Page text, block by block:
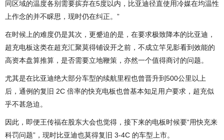
同区域的温度各别需要摈弃在5度以内，比亚迪径直使用冷媒在均温性
上作念的并不睬思，现时仍在纠正。”
在时候上的难度仍是其次，更蹙迫的是，在要求极致降本的比亚迪，
超充电板这类在超充汇聚莫得铺设开之前，不成立竿见影看到效能的
高资本盘算推算，是否需要立地鞭策，亦然一个值得商讨的问题。
尤其是在比亚迪绝大部分车型的续航里程也曾晋升到500公里以上
后，通例的复旧 2C 倍率的快充电板也曾基本知足用户要求，超充似
乎不甚急迫。
因此，即便王传福在股东大会也觉得，接下来的电板时候要“用快充来
科罚问题”，现时比亚迪也莫得复旧 3-4C 的车型上市。